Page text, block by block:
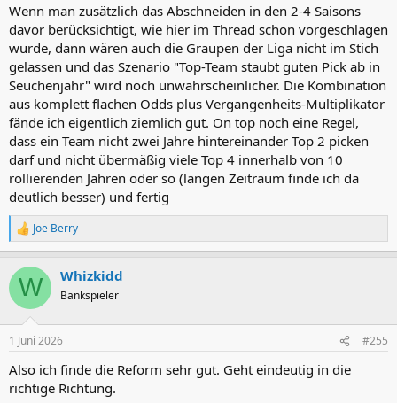
Wenn man zusätzlich das Abschneiden in den 2-4 Saisons
davor berücksichtigt, wie hier im Thread schon vorgeschlagen
wurde, dann wären auch die Graupen der Liga nicht im Stich
gelassen und das Szenario "Top-Team staubt guten Pick ab in
Seuchenjahr" wird noch unwahrscheinlicher. Die Kombination
aus komplett flachen Odds plus Vergangenheits-Multiplikator
fände ich eigentlich ziemlich gut. On top noch eine Regel,
dass ein Team nicht zwei Jahre hintereinander Top 2 picken
darf und nicht übermäßig viele Top 4 innerhalb von 10
rollierenden Jahren oder so (langen Zeitraum finde ich da
deutlich besser) und fertig
R
e
k
i
e
:
Joe Berry
W Whizkidd
Bankspieler
1 Juni 2026 #255
Also ich finde die Reform sehr gut. Geht eindeutig in die
richtige Richtung.